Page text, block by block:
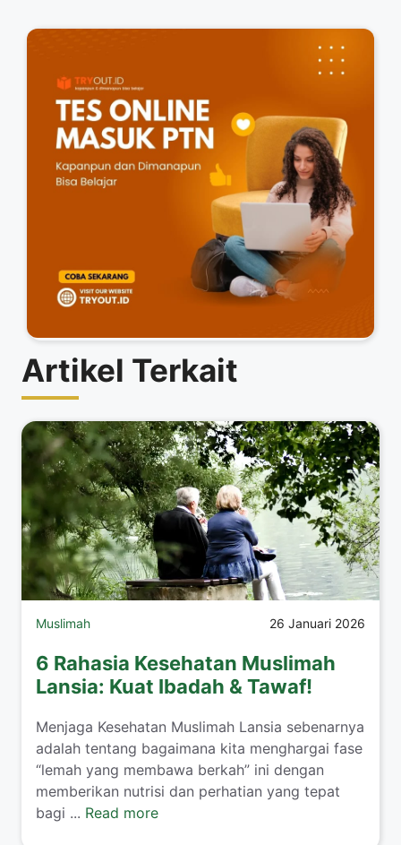
Artikel Terkait
Muslimah 26 Januari 2026
6 Rahasia Kesehatan Muslimah
Lansia: Kuat Ibadah & Tawaf!
​Menjaga Kesehatan Muslimah Lansia sebenarnya
adalah tentang bagaimana kita menghargai fase
“lemah yang membawa berkah” ini dengan
memberikan nutrisi dan perhatian yang tepat
bagi ... Read more